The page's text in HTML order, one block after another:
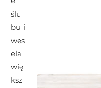
ślu
bu i
wes
ela
wię
ksz